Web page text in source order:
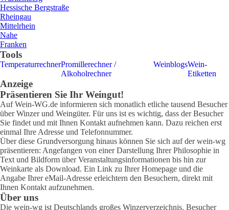
Hessische Bergstraße
Rheingau
Mittelrhein
Nahe
Franken
Tools
TemperaturrechnerPromillerechner /
Alkoholrechner
WeinblogsWein-
Etiketten
Anzeige
Präsentieren Sie Ihr Weingut!
Auf Wein-WG.de informieren sich monatlich etliche tausend Besucher
über Winzer und Weingüter. Für uns ist es wichtig, dass der Besucher
Sie findet und mit Ihnen Kontakt aufnehmen kann. Dazu reichen erst
einmal Ihre Adresse und Telefonnummer.
Über diese Grundversorgung hinaus können Sie sich auf der wein-wg
präsentieren: Angefangen von einer Darstellung Ihrer Philosophie in
Text und Bildform über Veranstaltungsinformationen bis hin zur
Weinkarte als Download. Ein Link zu Ihrer Homepage und die
Angabe Ihrer eMail-Adresse erleichtern den Besuchern, direkt mit
Ihnen Kontakt aufzunehmen.
Über uns
Die wein-wg ist Deutschlands großes Winzerverzeichnis. Besucher